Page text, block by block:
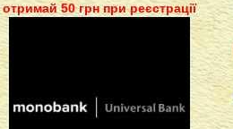
отримай 50 грн при реєстрації